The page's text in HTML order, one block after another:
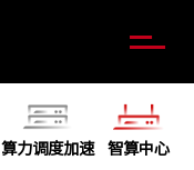
算力调度加速 智算中心